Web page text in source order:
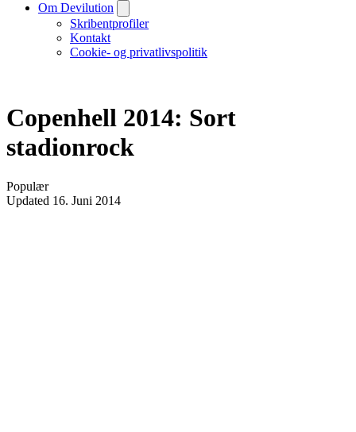
Om Devilution
Skribentprofiler
Kontakt
Cookie- og privatlivspolitik
Copenhell 2014: Sort
stadionrock
Populær
Updated 16. Juni 2014